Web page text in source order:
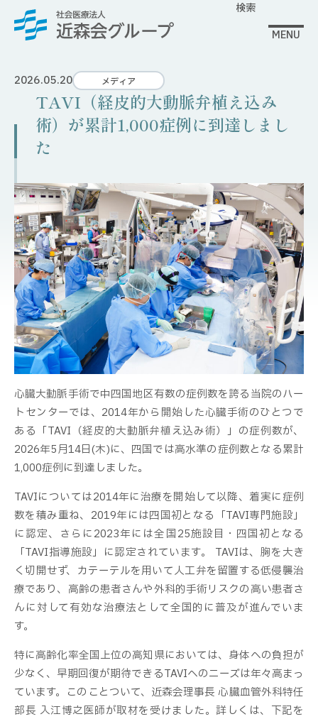
MENU
検索
2026.05.20 メディア
TAVI（経皮的大動脈弁植え込み
術）が累計1,000症例に到達しまし
た
心臓大動脈手術で中四国地区有数の症例数を誇る当院のハー
トセンターでは、2014年から開始した心臓手術のひとつで
ある「TAVI（経皮的大動脈弁植え込み術）」の症例数が、
2026年5月14日(木)に、四国では高水準の症例数となる累計
1,000症例に到達しました。
TAVIについては2014年に治療を開始して以降、着実に症例
数を積み重ね、2019年には四国初となる「TAVI専門施設」
に認定、さらに2023年には全国25施設目・四国初となる
「TAVI指導施設」に認定されています。 TAVIは、胸を大き
く切開せず、カテーテルを用いて人工弁を留置する低侵襲治
療であり、高齢の患者さんや外科的手術リスクの高い患者さ
んに対して有効な治療法として全国的に普及が進んでいま
す。
特に高齢化率全国上位の高知県においては、身体への負担が
少なく、早期回復が期待できるTAVIへのニーズは年々高まっ
ています。このことついて、近森会理事長 心臓血管外科特任
部長 入江博之医師が取材を受けました。詳しくは、下記を